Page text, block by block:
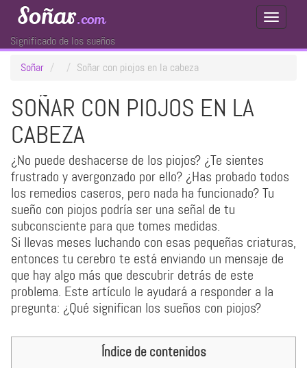
Toggle
Soñar.com
Significado de los sueños
Soñar
Soñar con piojos en la cabeza
SOÑAR CON PIOJOS EN LA
CABEZA
¿No puede deshacerse de los piojos? ¿Te sientes
frustrado y avergonzado por ello? ¿Has probado todos
los remedios caseros, pero nada ha funcionado? Tu
sueño con piojos podría ser una señal de tu
subconsciente para que tomes medidas.
Si llevas meses luchando con esas pequeñas criaturas,
entonces tu cerebro te está enviando un mensaje de
que hay algo más que descubrir detrás de este
problema. Este artículo le ayudará a responder a la
pregunta: ¿Qué significan los sueños con piojos?
Índice de contenidos